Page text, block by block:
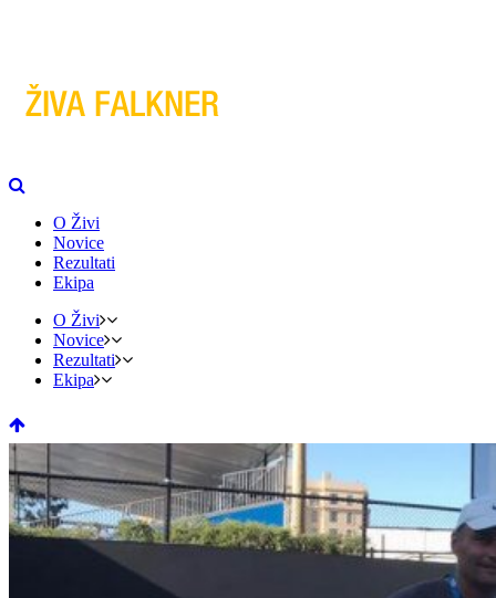
O Živi
Novice
Rezultati
Ekipa
O Živi
Novice
Rezultati
Ekipa